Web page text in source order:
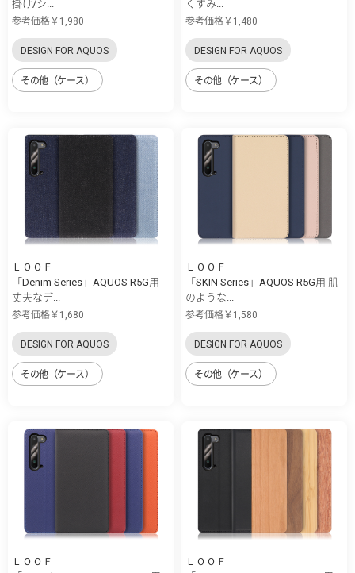
掛け/シ...
参考価格￥1,980
DESIGN FOR AQUOS
その他（ケース）
くすみ...
参考価格￥1,480
DESIGN FOR AQUOS
その他（ケース）
ＬＯＯＦ
「Denim Series」AQUOS R5G用
丈夫なデ...
参考価格￥1,680
DESIGN FOR AQUOS
その他（ケース）
ＬＯＯＦ
「SKIN Series」AQUOS R5G用 肌
のような...
参考価格￥1,580
DESIGN FOR AQUOS
その他（ケース）
ＬＯＯＦ
ＬＯＯＦ